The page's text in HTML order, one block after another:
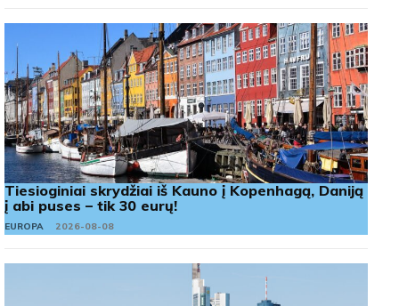
Tiesioginiai skrydžiai iš Kauno į Kopenhagą, Daniją
į abi puses – tik 30 eurų!
EUROPA 2026-08-08